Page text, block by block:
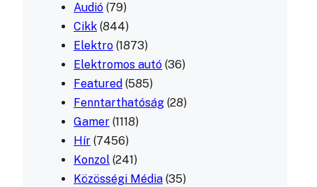
Audió (79)
Cikk (844)
Elektro (1873)
Elektromos autó (36)
Featured (585)
Fenntarthatóság (28)
Gamer (1118)
Hír (7456)
Konzol (241)
Közösségi Média (35)